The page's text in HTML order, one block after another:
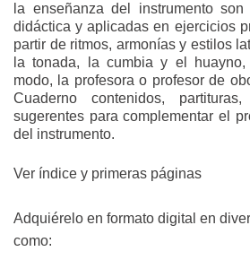
la enseñanza del instrumento
didáctica y aplicadas en ejercicios
partir de ritmos, armonías y estilos
la tonada, la cumbia y el
modo, la profesora o profesor de
Cuaderno contenidos,
sugerentes para complementar el
del instrumento.
Ver índice y primeras páginas
Adquiérelo en formato digital en
como: